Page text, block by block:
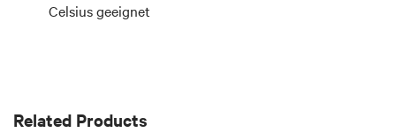
Celsius geeignet
Related Products